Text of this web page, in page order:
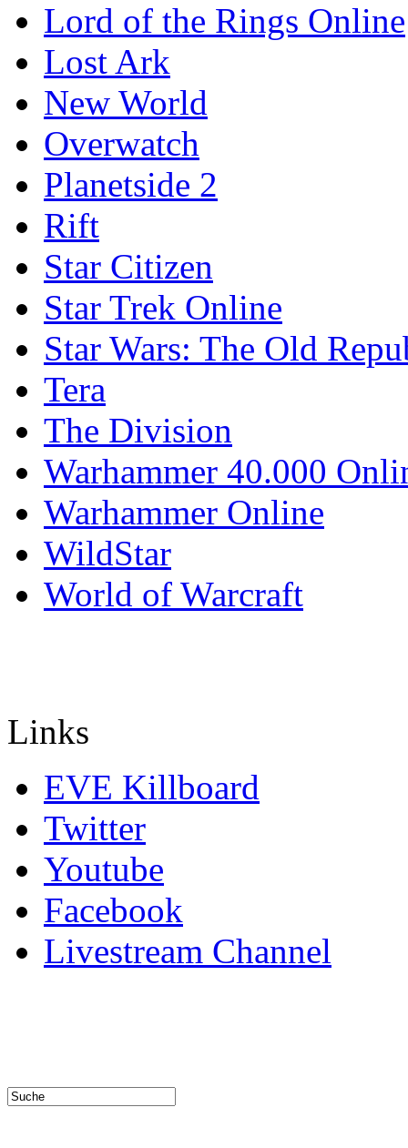
Lord of the Rings Online
Lost Ark
New World
Overwatch
Planetside 2
Rift
Star Citizen
Star Trek Online
Star Wars: The Old
Tera
The Division
Warhammer 40.000
Warhammer Online
WildStar
World of Warcraft
Links
EVE Killboard
Twitter
Youtube
Facebook
Livestream Channel